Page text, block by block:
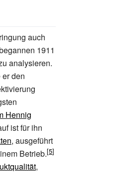
auch
1911
analysieren.
den
Hennig
ist für ihn
, ausgeführt
Betrieb.
,